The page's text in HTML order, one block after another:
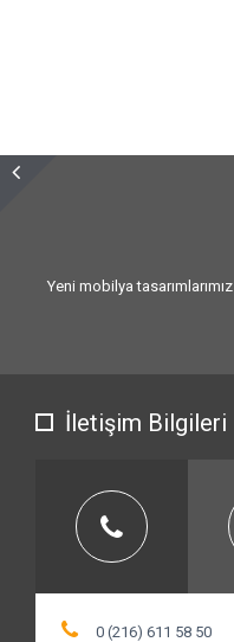
Sizlere vermiş olduğumuz
İletişim Bilgileri
0 (216) 611 58 50